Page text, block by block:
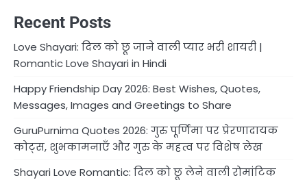
Recent Posts
Love Shayari: दिल को छू जाने वाली प्यार भरी शायरी |
Romantic Love Shayari in Hindi
Happy Friendship Day 2026: Best Wishes, Quotes,
Messages, Images and Greetings to Share
GuruPurnima Quotes 2026: गुरु पूर्णिमा पर प्रेरणादायक
कोट्स, शुभकामनाएँ और गुरु के महत्व पर विशेष लेख
Shayari Love Romantic: दिल को छू लेने वाली रोमांटिक